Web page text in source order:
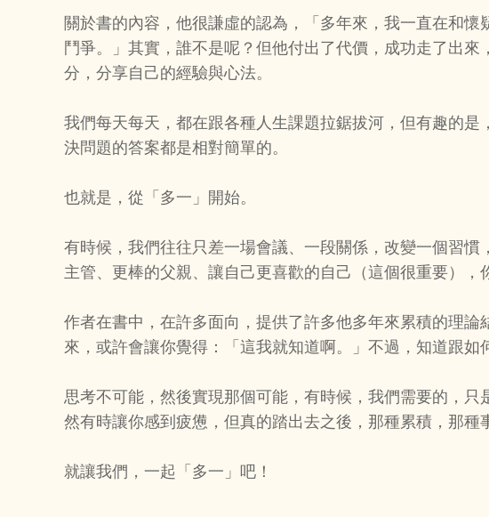
關於書的內容，他很謙虛的認為，「多年來，我一直在和懷
鬥爭。」其實，誰不是呢？但他付出了代價，成功走了出來
分，分享自己的經驗與心法。
我們每天每天，都在跟各種人生課題拉鋸拔河，但有趣的是
決問題的答案都是相對簡單的。
也就是，從「多一」開始。
有時候，我們往往只差一場會議、一段關係，改變一個習
主管、更棒的父親、讓自己更喜歡的自己（這個很重要），
作者在書中，在許多面向，提供了許多他多年來累積的理
來，或許會讓你覺得：「這我就知道啊。」不過，知道跟如
思考不可能，然後實現那個可能，有時候，我們需要的，
然有時讓你感到疲憊，但真的踏出去之後，那種累積，那種
就讓我們，一起「多一」吧！